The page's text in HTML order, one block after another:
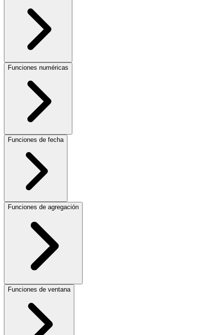
Funciones numéricas
Funciones de fecha
Funciones de agregación
Funciones de ventana